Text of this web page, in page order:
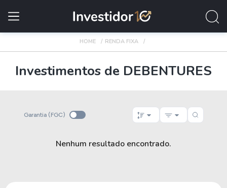
HOME RENDA FIXA
Investimentos de DEBENTURES
Garantia (FGC)
Nenhum resultado encontrado.